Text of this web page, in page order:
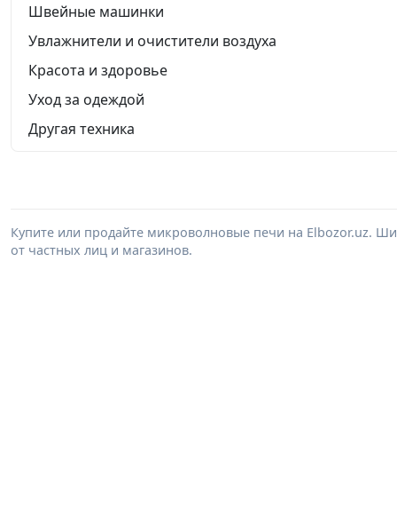
Швейные машинки
Увлажнители и очистители воздуха
Красота и здоровье
Уход за одеждой
Другая техника
Купите или продайте микроволновые печи на Elbozor.uz.
от частных лиц и магазинов.